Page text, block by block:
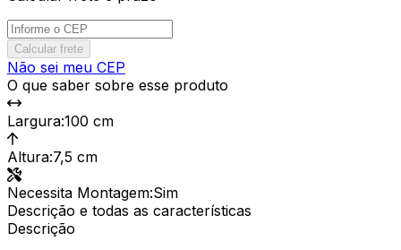
Calcular frete
Não sei meu CEP
O que saber sobre esse produto
Largura:100 cm
Altura:7,5 cm
Necessita Montagem:Sim
Descrição e todas as características
Descrição